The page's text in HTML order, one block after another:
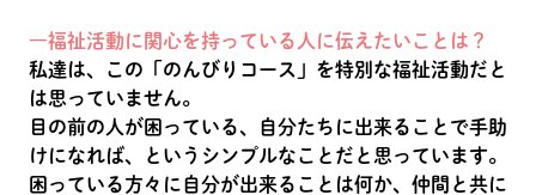
―福祉活動に関心を持っている人に伝えたいことは？
私達は、この「のんびりコース」を特別な福祉活動だと
は思っていません。
目の前の人が困っている、自分たちに出来ることで手助
けになれば、というシンプルなことだと思っています。
困っている方々に自分が出来ることは何か、仲間と共に